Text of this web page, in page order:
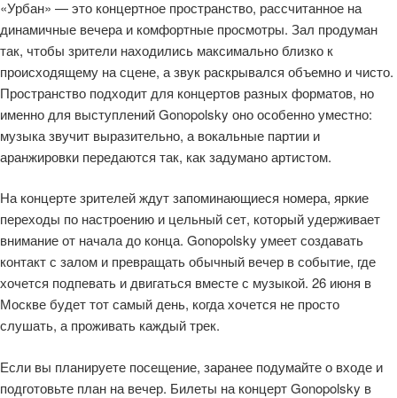
«Урбан» — это концертное пространство, рассчитанное на
динамичные вечера и комфортные просмотры. Зал продуман
так, чтобы зрители находились максимально близко к
происходящему на сцене, а звук раскрывался объемно и чисто.
Пространство подходит для концертов разных форматов, но
именно для выступлений Gonopolsky оно особенно уместно:
музыка звучит выразительно, а вокальные партии и
аранжировки передаются так, как задумано артистом.
На концерте зрителей ждут запоминающиеся номера, яркие
переходы по настроению и цельный сет, который удерживает
внимание от начала до конца. Gonopolsky умеет создавать
контакт с залом и превращать обычный вечер в событие, где
хочется подпевать и двигаться вместе с музыкой. 26 июня в
Москве будет тот самый день, когда хочется не просто
слушать, а проживать каждый трек.
Если вы планируете посещение, заранее подумайте о входе и
подготовьте план на вечер. Билеты на концерт Gonopolsky в